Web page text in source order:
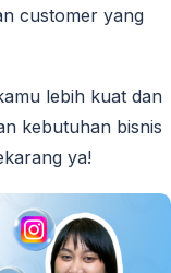
customer yang
lebih kuat dan
kebutuhan bisnis
ya!